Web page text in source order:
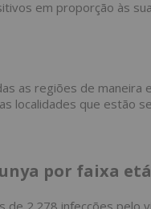
em proporção às
as regiões de maneira
localidades que estão
por faixa
de 2.278 infecções pelo